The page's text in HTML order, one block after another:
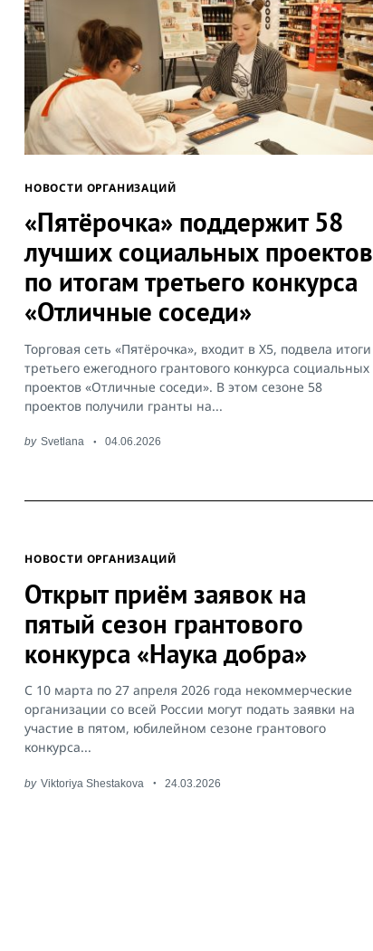
НОВОСТИ ОРГАНИЗАЦИЙ
«Пятёрочка» поддержит 58
лучших социальных проектов
по итогам третьего конкурса
«Отличные соседи»
Торговая сеть «Пятёрочка», входит в X5, подвела итоги
третьего ежегодного грантового конкурса социальных
проектов «Отличные соседи». В этом сезоне 58
проектов получили гранты на...
by Svetlana 04.06.2026
НОВОСТИ ОРГАНИЗАЦИЙ
Открыт приём заявок на
пятый сезон грантового
конкурса «Наука добра»
С 10 марта по 27 апреля 2026 года некоммерческие
организации со всей России могут подать заявки на
участие в пятом, юбилейном сезоне грантового
конкурса...
by Viktoriya Shestakova 24.03.2026
Search
for: